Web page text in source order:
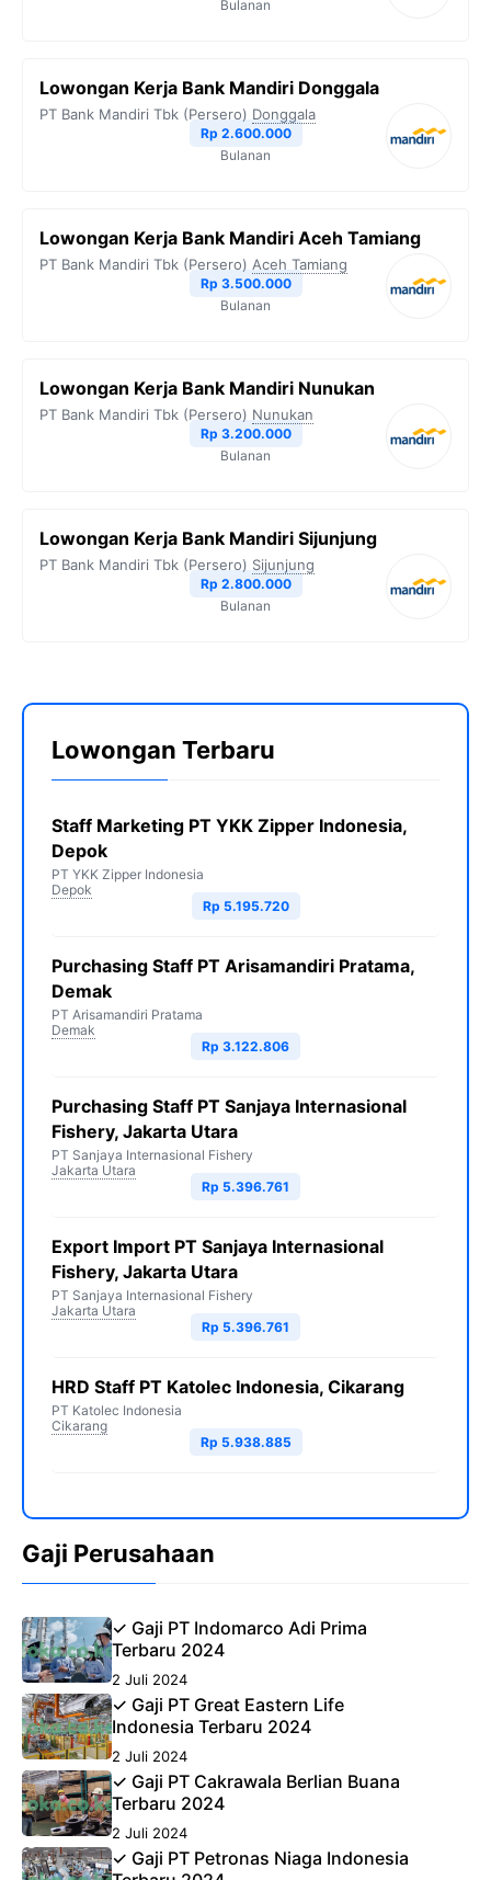
Bulanan
Lowongan Kerja Bank Mandiri Donggala
PT Bank Mandiri Tbk (Persero) Donggala
Rp 2.600.000
Bulanan
Lowongan Kerja Bank Mandiri Aceh Tamiang
PT Bank Mandiri Tbk (Persero) Aceh Tamiang
Rp 3.500.000
Bulanan
Lowongan Kerja Bank Mandiri Nunukan
PT Bank Mandiri Tbk (Persero) Nunukan
Rp 3.200.000
Bulanan
Lowongan Kerja Bank Mandiri Sijunjung
PT Bank Mandiri Tbk (Persero) Sijunjung
Rp 2.800.000
Bulanan
Lowongan Terbaru
Staff Marketing PT YKK Zipper Indonesia,
Depok
PT YKK Zipper Indonesia
Depok
Rp 5.195.720
Purchasing Staff PT Arisamandiri Pratama,
Demak
PT Arisamandiri Pratama
Demak
Rp 3.122.806
Purchasing Staff PT Sanjaya Internasional
Fishery, Jakarta Utara
PT Sanjaya Internasional Fishery
Jakarta Utara
Rp 5.396.761
Export Import PT Sanjaya Internasional
Fishery, Jakarta Utara
PT Sanjaya Internasional Fishery
Jakarta Utara
Rp 5.396.761
HRD Staff PT Katolec Indonesia, Cikarang
PT Katolec Indonesia
Cikarang
Rp 5.938.885
Gaji Perusahaan
✓ Gaji PT Indomarco Adi Prima
Terbaru 2024
2 Juli 2024
✓ Gaji PT Great Eastern Life
Indonesia Terbaru 2024
2 Juli 2024
✓ Gaji PT Cakrawala Berlian Buana
Terbaru 2024
2 Juli 2024
✓ Gaji PT Petronas Niaga Indonesia